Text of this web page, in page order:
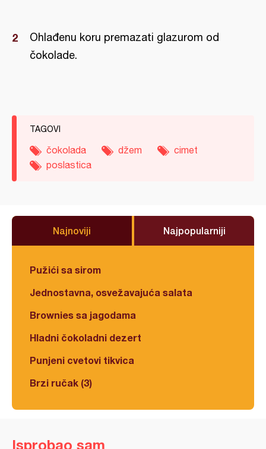
Ohlađenu koru premazati glazurom od
čokolade.
TAGOVI
čokolada džem
cimet
poslastica
Najnoviji Najpopularniji
Pužići sa sirom
Jednostavna, osvežavajuća salata
Brownies sa jagodama
Hladni čokoladni dezert
Punjeni cvetovi tikvica
Brzi ručak (3)
Isprobao sam